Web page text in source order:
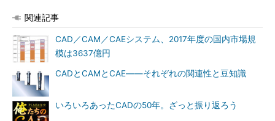
関連記事
CAD／CAM／CAEシステム、2017年度の国内市場規
模は3637億円
CADとCAMとCAE――それぞれの関連性と豆知識
いろいろあったCADの50年。ざっと振り返ろう